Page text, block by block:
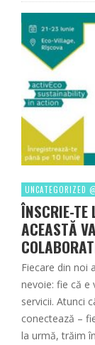
UNCATEGORIZED
ÎNSCRIE-TE
ACEASTĂ
Fiecare din noi
nevoie: fie că e
servicii. Atunci
conectează –
la urmă, trăim